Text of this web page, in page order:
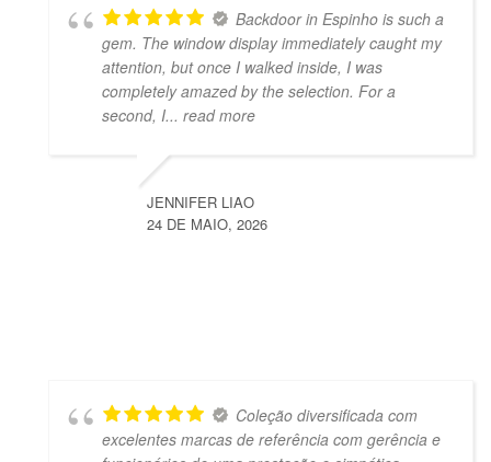
Backdoor in Espinho is such a
gem. The window display immediately caught my
attention, but once I walked inside, I was
completely amazed by the selection. For a
second, I... read more
JENNIFER LIAO
24 DE MAIO, 2026
Coleção diversificada com
excelentes marcas de referência com gerência e